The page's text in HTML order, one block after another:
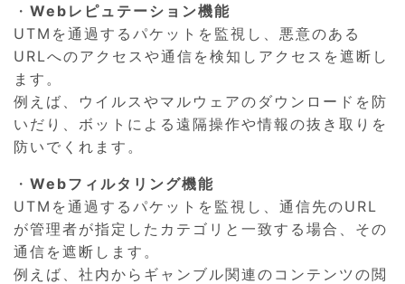
・ Webレピュテーション機能
UTMを通過するパケットを監視し、悪意のある
URLへのアクセスや通信を検知しアクセスを遮断し
ます。
例えば、ウイルスやマルウェアのダウンロードを防
いだり、ボットによる遠隔操作や情報の抜き取りを
防いでくれます。
・ Webフィルタリング機能
UTMを通過するパケットを監視し、通信先のURL
が管理者が指定したカテゴリと一致する場合、その
通信を遮断します。
例えば、社内からギャンブル関連のコンテンツの閲